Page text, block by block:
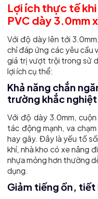
Lợi ích thực tế
PVC dày 3.0mm
Với độ dày lên tới
chỉ đáp ứng các yêu cầu
giá trị vượt trội trong sử
lợi ích cụ thể:
Khả năng chắn
trường khắc nghiệt
Với độ dày 3.0mm,
tác động mạnh, va
hay gãy. Đây là yếu tố
khí, nhà kho có xe nâng
nhựa mỏng hơn thường
dụng.
Giảm tiếng ồn, tiết